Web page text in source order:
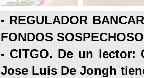
- REGULADOR
FONDOS
- CITGO. De un lector:
Jose Luis De Jongh